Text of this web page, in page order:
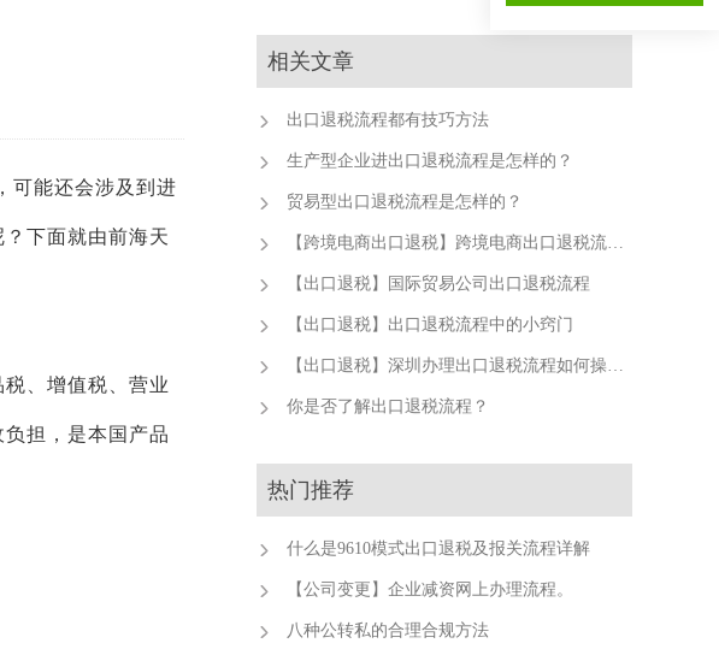
可能还会涉及到进
下面就由前海天
、增值税、营业
担，是本国产品
相关文章
出口退税流程都有技巧方法
生产型企业进出口退税流程是怎样的？
贸易型出口退税流程是怎样的？
【跨境电商出口退税】跨境电商出口退税流程如何？
【出口退税】国际贸易公司出口退税流程
【出口退税】出口退税流程中的小窍门
【出口退税】深圳办理出口退税流程如何操作？
你是否了解出口退税流程？
热门推荐
什么是9610模式出口退税及报关流程详解
【公司变更】企业减资网上办理流程。
八种公转私的合理合规方法